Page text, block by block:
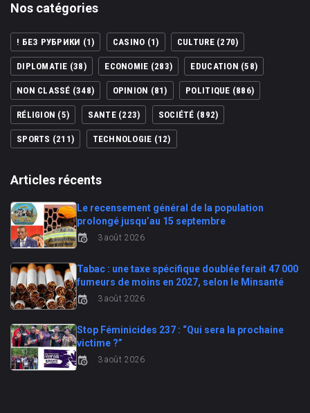
Nos catégories
! БЕЗ РУБРИКИ (1) CASINO (1) CULTURE(270)
DIPLOMATIE (38) ECONOMIE (283) EDUCATION (58)
NON CLASSÉ (348) OPINION (81) POLITIQUE (886)
RÉLIGION (5) SANTE(223) SOCIÉTÉ (892)
SPORTS (211) TECHNOLOGIE (12)
Articles récents
Le recensement général de la population
prolongé jusqu’au 15 septembre
3 août 2026
Tabac : une taxe spécifique doublée ferait 47 000
fumeurs de moins en 2027, selon le Minsanté
3 août 2026
Stop Féminicides 237 : “Qui sera la prochaine
victime ?”
3 août 2026